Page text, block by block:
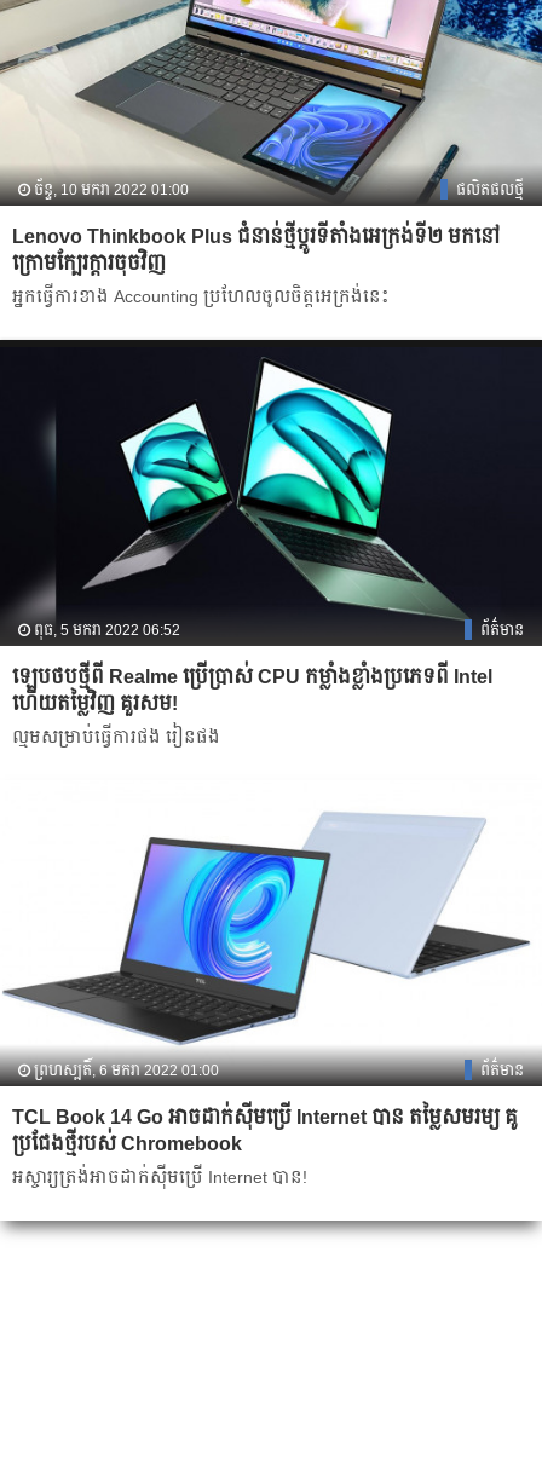
ច័ន្ទ, 10 មករា 2022 01:00 ផលិតផលថ្មី
Lenovo Thinkbook Plus ជំនាន់ថ្មីប្តូរទីតាំងអេក្រង់ទី២ មកនៅ
ក្រោមក្បែរក្តារចុចវិញ
អ្នកធ្វើការខាង Accounting ប្រហែលចូលចិត្តអេក្រង់នេះ
ពុធ, 5 មករា 2022 06:52 ព័ត៌មាន
ឡេបថបថ្មីពី Realme ប្រើប្រាស់ CPU កម្លាំងខ្លាំងប្រភេទពី Intel
ហើយតម្លៃវិញ គួរសម!
ល្មមសម្រាប់ធ្វើការផង​ រៀនផង
ព្រហស្បតិ៍, 6 មករា 2022 01:00 ព័ត៌មាន
TCL Book 14 Go អាចដាក់ស៊ីមប្រើ Internet បាន តម្លៃសមរម្យ គូ
ប្រជែងថ្មីរបស់ Chromebook
អស្ចារ្យត្រង់អាចដាក់ស៊ីមប្រើ Internet បាន!